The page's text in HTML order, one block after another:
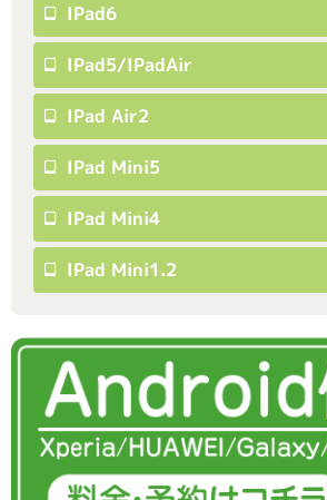
IPad6
IPad5/iPadAir
IPad Air2
IPad Mini5
IPad Mini4
IPad Mini1.2